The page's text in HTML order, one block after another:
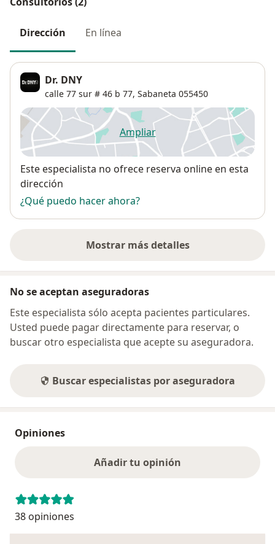
Dirección En línea
Dr. DNY
calle 77 sur # 46 b 77, Sabaneta 055450
Ampliarse abre en una nueva
Disponibilidad
Este especialista no ofrece reserva online en esta
dirección
¿Qué puedo hacer ahora?
Mostrar más detalles
sobre la dirección
No se aceptan aseguradoras
Este especialista sólo acepta pacientes particulares.
Usted puede pagar directamente para reservar, o
buscar otro especialista que acepte su aseguradora.
Buscar especialistas por aseguradora
Opiniones
Añadir tu opinión
38 opiniones